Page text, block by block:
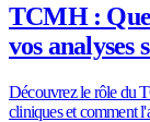
TCMH :
vos analyses
Découvrez le rôle du
cliniques et comment